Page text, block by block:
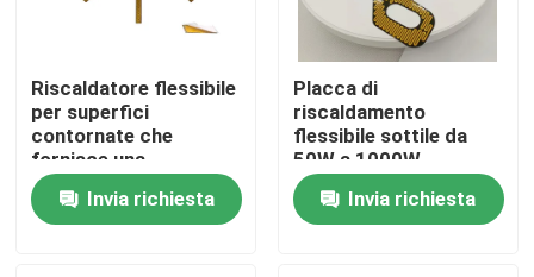
Casa
Prodotti
Riscaldatore flessibile
per superfici
contornate che
fornisce una
distribuzione del
calore su misura
Invia richiesta
Placca di
riscaldamento
flessibile sottile da
50W a 1000W
Spessore 0,1 mm a 1
mm
Invia richiesta